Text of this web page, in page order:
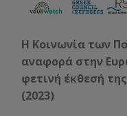
Η Κοινωνία των
αναφορά στην
φετινή έκθεσή
(2023)